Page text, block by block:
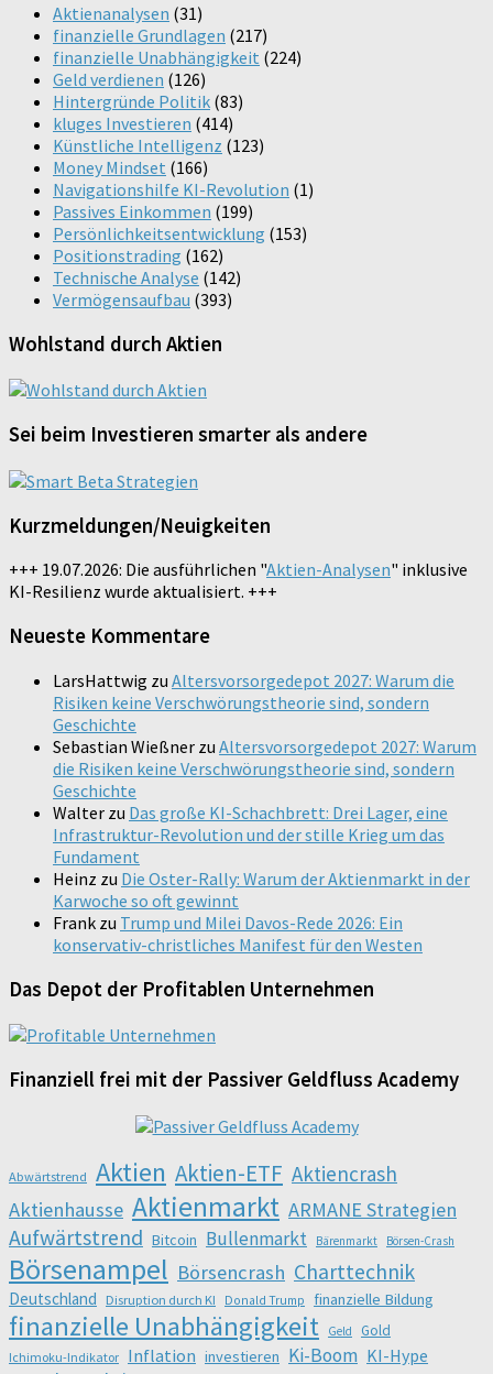
Aktienanalysen (31)
finanzielle Grundlagen (217)
finanzielle Unabhängigkeit (224)
Geld verdienen (126)
Hintergründe Politik (83)
kluges Investieren (414)
Künstliche Intelligenz (123)
Money Mindset (166)
Navigationshilfe KI-Revolution (1)
Passives Einkommen (199)
Persönlichkeitsentwicklung (153)
Positionstrading (162)
Technische Analyse (142)
Vermögensaufbau (393)
Wohlstand durch Aktien
Sei beim Investieren smarter als andere
Kurzmeldungen/Neuigkeiten
+++ 19.07.2026: Die ausführlichen "Aktien-Analysen" inklusive
KI-Resilienz wurde aktualisiert. +++
Neueste Kommentare
LarsHattwig zu Altersvorsorgedepot 2027: Warum die
Risiken keine Verschwörungstheorie sind, sondern
Geschichte
Sebastian Wießner zu Altersvorsorgedepot 2027: Warum
die Risiken keine Verschwörungstheorie sind, sondern
Geschichte
Walter zu Das große KI-Schachbrett: Drei Lager, eine
Infrastruktur-Revolution und der stille Krieg um das
Fundament
Heinz zu Die Oster-Rally: Warum der Aktienmarkt in der
Karwoche so oft gewinnt
Frank zu Trump und Milei Davos-Rede 2026: Ein
konservativ-christliches Manifest für den Westen
Das Depot der Profitablen Unternehmen
Finanziell frei mit der Passiver Geldfluss Academy
Abwärtstrend Aktien Aktien-ETF Aktiencrash
Aktienhausse Aktienmarkt ARMANE Strategien
Aufwärtstrend Bitcoin Bullenmarkt Bärenmarkt Börsen-Crash
Börsenampel Börsencrash Charttechnik
Deutschland Disruption durch KI Donald Trump finanzielle Bildung
finanzielle Unabhängigkeit Geld Gold
Ichimoku-Indikator Inflation investieren Ki-Boom KI-Hype